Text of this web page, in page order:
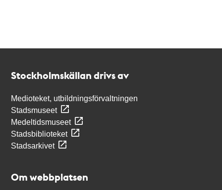
Stockholmskällan drivs av
Medioteket, utbildningsförvaltningen
Stadsmuseet
Medeltidsmuseet
Stadsbiblioteket
Stadsarkivet
Om webbplatsen